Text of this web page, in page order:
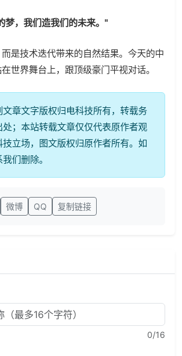
梦，我们造我们的未来。"
是技术迭代带来的自然结果。今天的中
世界舞台上，跟顶级豪门平视对话。
文章文字版权归电科技所有，转载务
；本站转载文章仅仅代表原作者观
技立场，图文版权归原作者所有。如
们删除。
微博 QQ 复制链接
0/16